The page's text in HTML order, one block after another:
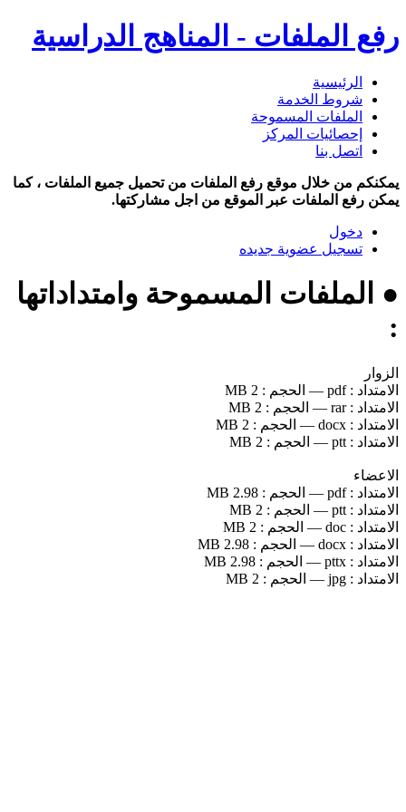
رفع الملفات - المناهج الدراسية
الرئيسية
شروط الخدمة
الملفات المسموحة
إحصائيات المركز
اتصل بنا
يمكنكم من خلال موقع رفع الملفات من تحميل جميع الملفات ، كما
يمكن رفع الملفات عبر الموقع من اجل مشاركتها.
دخول
تسجيل عضوية جديده
● الملفات المسموحة وامتداداتها
:
الزوار
الامتداد :pdf
— الحجم : 2 MB
الامتداد :rar
— الحجم : 2 MB
الامتداد : docx
— الحجم : 2 MB
الامتداد : ptt
— الحجم : 2 MB
الاعضاء
الامتداد :pdf
— الحجم : 2.98 MB
الامتداد : ptt
— الحجم : 2 MB
الامتداد : doc
— الحجم : 2 MB
الامتداد : docx
— الحجم : 2.98 MB
الامتداد : pttx
— الحجم : 2.98 MB
الامتداد : jpg
— الحجم : 2 MB